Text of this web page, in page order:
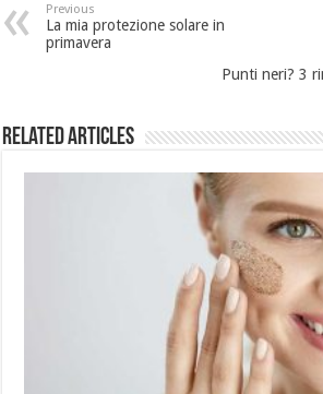
Previous
La mia protezione solare in
primavera
Punti neri? 3
Related Articles